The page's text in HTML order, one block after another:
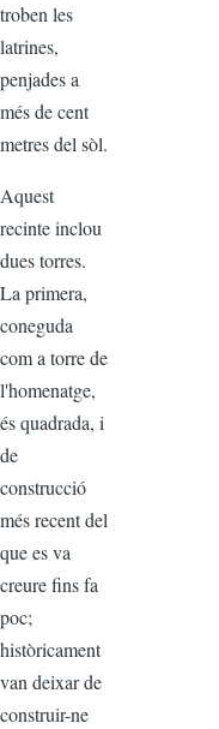
troben les
latrines,
penjades a
més de cent
metres del sòl.
Aquest
recinte inclou
dues torres.
La primera,
coneguda
com a torre de
l'homenatge,
és quadrada, i
de
construcció
més recent del
que es va
creure fins fa
poc;
històricament
van deixar de
construir-ne